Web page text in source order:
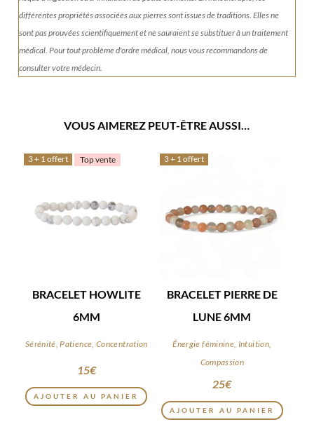
différentes propriétés associées aux pierres sont issues de traditions. Elles ne
sont pas prouvées scientifiquement et ne sauraient se substituer à un traitement
médical. Pour tout problème d'ordre médical, nous vous recommandons de
consulter votre médecin.
VOUS AIMEREZ PEUT-ÊTRE AUSSI…
3 + 1 offert Top vente
BRACELET HOWLITE
6MM
Sérénité, Patience, Concentration
15€
AJOUTER AU PANIER
3 + 1 offert
BRACELET PIERRE DE
LUNE 6MM
Énergie féminine, Intuition,
Compassion
25€
AJOUTER AU PANIER